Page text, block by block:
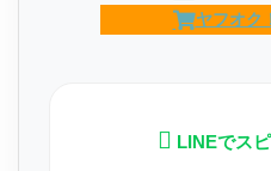
ヤフオク
LINEでス